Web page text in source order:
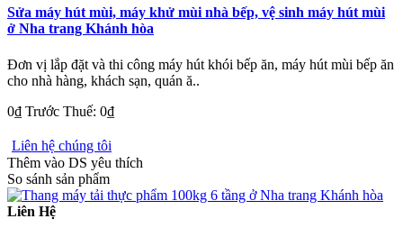
Sửa máy hút mùi, máy khử mùi nhà bếp, vệ sinh máy hút mùi
ở Nha trang Khánh hòa
Đơn vị lắp đặt và thi công máy hút khói bếp ăn, máy hút mùi bếp ăn
cho nhà hàng, khách sạn, quán ă..
0₫ Trước Thuế: 0₫
Liên hệ chúng tôi
Thêm vào DS yêu thích
So sánh sản phẩm
Liên Hệ